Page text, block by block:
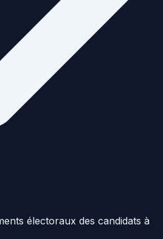
électoraux des candidats à